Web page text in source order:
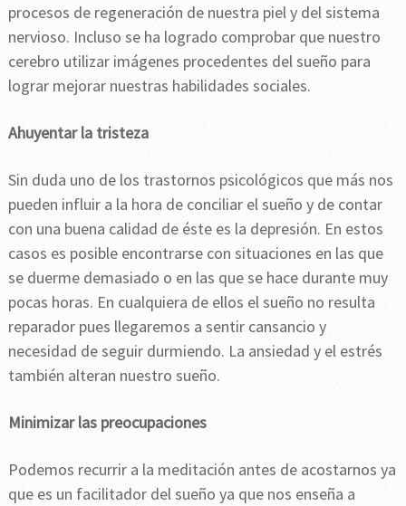
procesos de regeneración de nuestra piel y del sistema
nervioso. Incluso se ha logrado comprobar que nuestro
cerebro utilizar imágenes procedentes del sueño para
lograr mejorar nuestras habilidades sociales.
Ahuyentar la tristeza
Sin duda uno de los trastornos psicológicos que más nos
pueden influir a la hora de conciliar el sueño y de contar
con una buena calidad de éste es la depresión. En estos
casos es posible encontrarse con situaciones en las que
se duerme demasiado o en las que se hace durante muy
pocas horas. En cualquiera de ellos el sueño no resulta
reparador pues llegaremos a sentir cansancio y
necesidad de seguir durmiendo. La ansiedad y el estrés
también alteran nuestro sueño.
Minimizar las preocupaciones
Podemos recurrir a la meditación antes de acostarnos ya
que es un facilitador del sueño ya que nos enseña a